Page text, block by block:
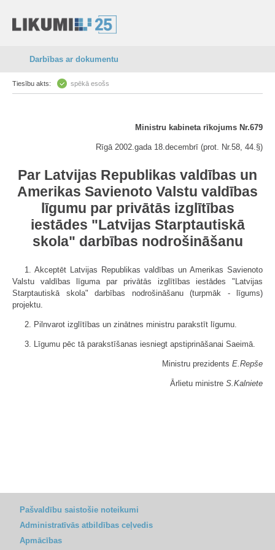
Darbības ar dokumentu
Tiesību akts: spēkā esošs
Ministru kabineta rīkojums Nr.679
Rīgā 2002.gada 18.decembrī (prot. Nr.58, 44.§)
Par Latvijas Republikas valdības un
Amerikas Savienoto Valstu valdības
līgumu par privātās izglītības
iestādes "Latvijas Starptautiskā
skola" darbības nodrošināšanu
1. Akceptēt Latvijas Republikas valdības un Amerikas Savienoto
Valstu valdības līguma par privātās izglītības iestādes "Latvijas
Starptautiskā skola" darbības nodrošināšanu (turpmāk - līgums)
projektu.
2. Pilnvarot izglītības un zinātnes ministru parakstīt līgumu.
3. Līgumu pēc tā parakstīšanas iesniegt apstiprināšanai Saeimā.
Ministru prezidents E.Repše
Ārlietu ministre S.Kalniete
Pašvaldību saistošie noteikumi
Administratīvās atbildības ceļvedis
Apmācības